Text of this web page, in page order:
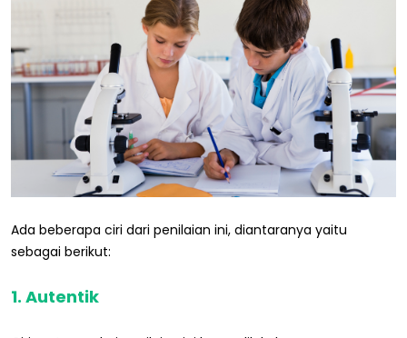
Ada beberapa ciri dari penilaian ini, diantaranya yaitu
sebagai berikut:
1. Autentik